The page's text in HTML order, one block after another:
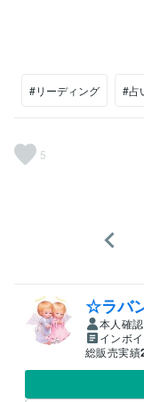
#リーディング #占
5
☆ラバ
本人確認
インボ
総販売実績